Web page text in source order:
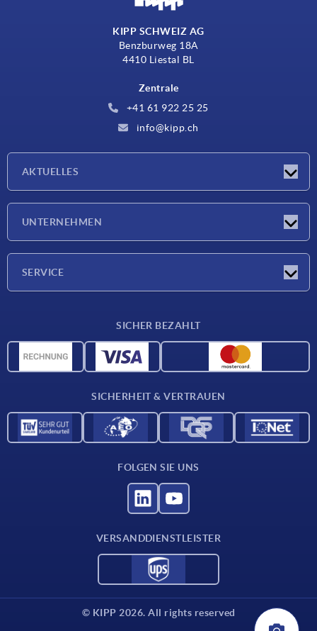
KIPP SCHWEIZ AG
Benzburweg 18A
4410 Liestal BL
Zentrale
+41 61 922 25 25
info@kipp.ch
AKTUELLES
UNTERNEHMEN
SERVICE
CAD-Daten
SICHER BEZAHLT
SICHERHEIT & VERTRAUEN
FOLGEN SIE UNS
VERSANDDIENSTLEISTER
© KIPP 2026. All rights reserved